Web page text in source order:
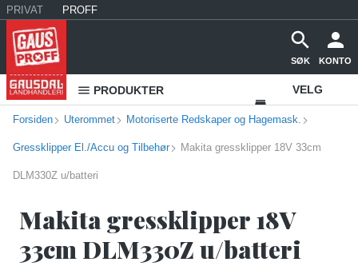
PRIVAT PROFF
SØK KONTO
PRODUKTER VELG
VAREHUS
KONTAKT
Forsiden Uterommet Motoriserte Redskaper og Hagemask.
Gressklipper El./Accu og Tilbehør Makita gressklipper 18V 33cm
DLM330Z u/batteri
Makita gressklipper 18V
33cm DLM330Z u/batteri